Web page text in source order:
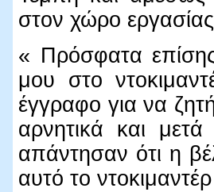
στον χώρο
« Πρόσφατα
μου στο
έγγραφο για να
αρνητικά και
απάντησαν ότι η
αυτό το